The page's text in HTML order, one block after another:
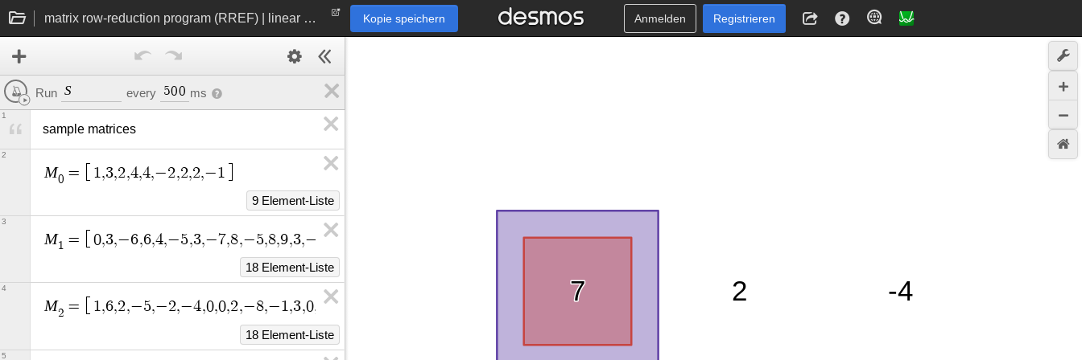
matrix row-reduction program (RREF) | linear algebra Kopie speichern Anmelden Registrieren
Run S every 500 ms
sample matrices
1
M0 = 1 ,3,2,4,4,−2,2,2,−1
9 Element-Liste
2
M1 = 0,3,−6,6,4,−5,3,−7,8,−5,8,9,3,− 9, 1
18 Element-Liste
3
M2 = 1,6,2,−5,−2,−4,0,0,2,−8,−1,3,0, 0, 0
18 Element-Liste
4
5